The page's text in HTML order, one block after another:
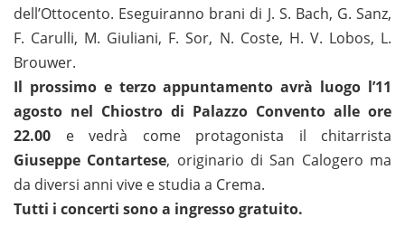
dell’Ottocento. Eseguiranno brani di J. S. Bach, G. Sanz,
F. Carulli, M. Giuliani, F. Sor, N. Coste, H. V. Lobos, L.
Brouwer.
Il prossimo e terzo appuntamento avrà luogo l’11
agosto nel Chiostro di Palazzo Convento alle ore
22.00 e vedrà come protagonista il chitarrista
Giuseppe Contartese, originario di San Calogero ma
da diversi anni vive e studia a Crema.
Tutti i concerti sono a ingresso gratuito.